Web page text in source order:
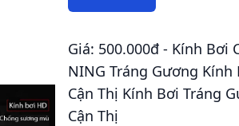
Giá: 500.000đ - Kính Bơi
NING Tráng Gương Kính
Cận Thị Kính Bơi Tráng
Cận Thị